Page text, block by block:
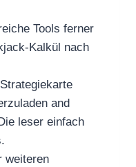
ร์
Tools ferner
Kalkül nach
and
leser einfach
weiteren